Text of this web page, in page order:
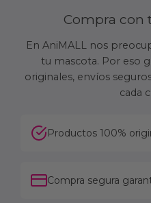
Compra con
En AniMALL nos
tu mascota. Por eso
originales, envíos
cada
Productos 100%
Compra segura